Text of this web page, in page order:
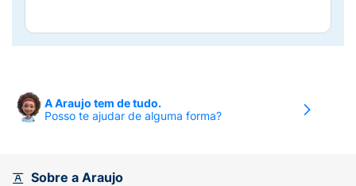
A Araujo tem de tudo.
Posso te ajudar de alguma forma?
Sobre a Araujo